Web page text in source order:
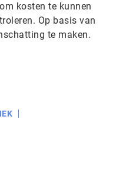
kosten te kunnen
Op basis van
te maken.